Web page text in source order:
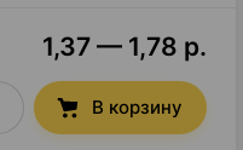
1,37 — 1,78 р.
В корзину